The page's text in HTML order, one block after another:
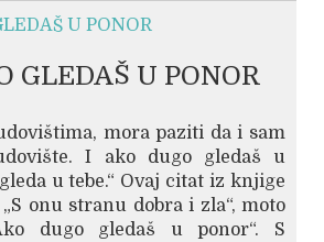
GLEDAŠ U PONOR
mora paziti da i sam
I ako dugo gledaš u
u tebe.“ Ovaj citat iz knjige
onu stranu dobra i zla“, moto
dugo gledaš u ponor“. S